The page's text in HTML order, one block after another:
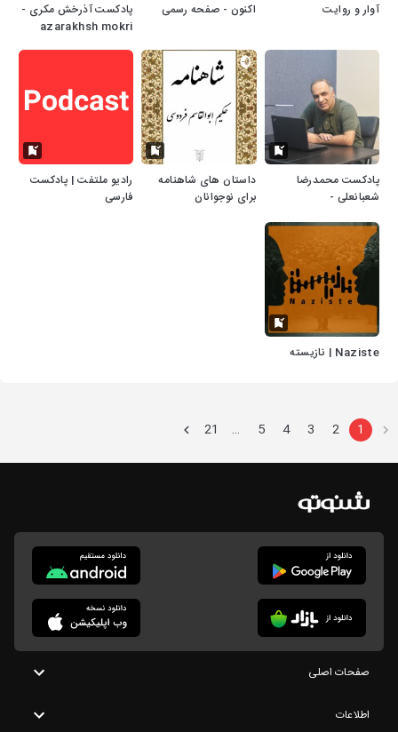
آوار و روایت اکنون - صفحه رسمی
پادکست آذرخش مکری -
azarakhsh mokri
پادکست محمدرضا
شعبانعلی -
shabanali
داستان هاى شاهنامه
براى نوجوانان
رادیو ملتفت | پادکست
فارسی
Naziste | نازیسته
1
2
3
4
5
…
21
صفحات اصلی
اطلاعات